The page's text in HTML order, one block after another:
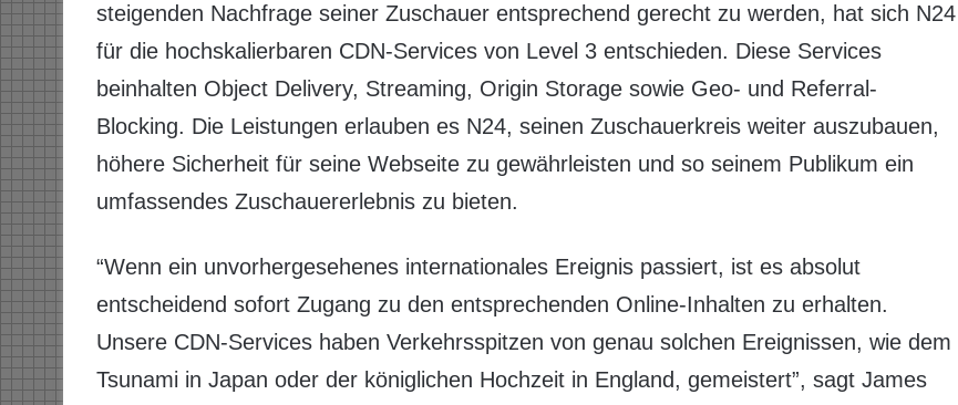
steigenden Nachfrage seiner Zuschauer entsprechend gerecht zu werden, hat sich N24
für die hochskalierbaren CDN-Services von Level 3 entschieden. Diese Services
beinhalten Object Delivery, Streaming, Origin Storage sowie Geo- und Referral-
Blocking. Die Leistungen erlauben es N24, seinen Zuschauerkreis weiter auszubauen,
höhere Sicherheit für seine Webseite zu gewährleisten und so seinem Publikum ein
umfassendes Zuschauererlebnis zu bieten.
“Wenn ein unvorhergesehenes internationales Ereignis passiert, ist es absolut
entscheidend sofort Zugang zu den entsprechenden Online-Inhalten zu erhalten.
Unsere CDN-Services haben Verkehrsspitzen von genau solchen Ereignissen, wie dem
Tsunami in Japan oder der königlichen Hochzeit in England, gemeistert”, sagt James